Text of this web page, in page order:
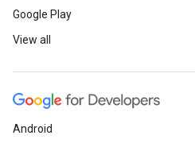
Google Play
View all
Android